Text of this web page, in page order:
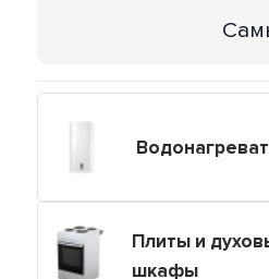
Плиты и
шкафы